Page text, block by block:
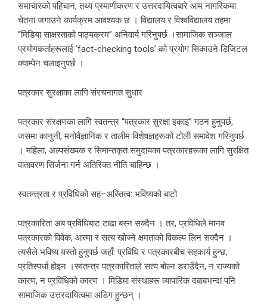
समाचारको पहिचान, तथ्य प्रमाणीकरण र उत्तरदायित्वबारे आम नागरिकमा
चेतना जगाउने कार्यक्रम आवश्यक छ । विद्यालय र विश्वविद्यालय तहमा
“मिडिया साक्षरताको पाठ्यक्रम” अनिवार्य गरिनुपर्छ ।सामाजिक सञ्जाल
प्रयोगकर्ताहरूलाई ‘fact-checking tools’ को प्रयोग सिकाउने डिजिटल
क्याम्पेन चलाइनुपर्छ ।
पत्रकार सुरक्षाका लागि संरचनागत सुधार
पत्रकार संरक्षणका लागि स्वतन्त्र “पत्रकार सुरक्षा इकाइ” गठन हुनुपर्छ,
जसमा कानुनी, मनोवैज्ञानिक र तालीम विशेषज्ञहरूको टोली समावेश गरिनुपर्छ
। महिला, अल्पसंख्यक र सिमान्तकृत समुदायका पत्रकारहरूका लागि सुरक्षित
वातावरण सिर्जना गर्न अतिरिक्त नीति चाहिन्छ ।
स्वतन्त्रता र प्रविधिको सह–अस्तित्व: भविष्यको बाटो
पत्रकारिता अब प्रविधिबाट टाढा बस्न सक्दैन । तर, प्रविधिले मानव
पत्रकारको विवेक, आत्मा र सत्य खोज्ने क्षमताको विकल्प लिन सक्दैन ।
त्यसैले भविष्य यस्तो हुनुपर्छ जहाँ: प्रविधि र पत्रकारबीच सहकार्य हुन्छ,
प्रतिस्पर्धा होइन ।स्वतन्त्र पत्रकारिताले सत्य बोल्न डराउँदैन, न राज्यको
कारण, न प्रविधिको कारण । मिडिया संस्थाहरू व्यापारिक दबाबभन्दा पनि
सामाजिक उत्तरदायित्वमा अडिग हुन्छन् ।